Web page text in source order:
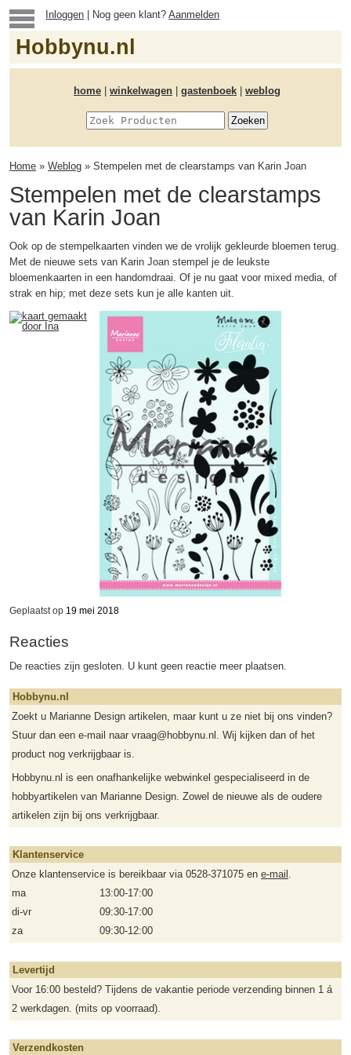
Inloggen | Nog geen klant?Aanmelden
Hobbynu.nl
home winkelwagen gastenboek weblog
Home » Weblog » Stempelen met de clearstamps van Karin Joan
Stempelen met de clearstamps
van Karin Joan
Ook op de stempelkaarten vinden we de vrolijk gekleurde bloemen terug.
Met de nieuwe sets van Karin Joan stempel je de leukste
bloemenkaarten in een handomdraai. Of je nu gaat voor mixed media, of
strak en hip; met deze sets kun je alle kanten uit.
Geplaatst op 19 mei 2018
Reacties
De reacties zijn gesloten. U kunt geen reactie meer plaatsen.
Hobbynu.nl
Zoekt u Marianne Design artikelen, maar kunt u ze niet bij ons vinden?
Stuur dan een e-mail naar vraag@hobbynu.nl. Wij kijken dan of het
product nog verkrijgbaar is.
Hobbynu.nl is een onafhankelijke webwinkel gespecialiseerd in de
hobbyartikelen van Marianne Design. Zowel de nieuwe als de oudere
artikelen zijn bij ons verkrijgbaar.
Klantenservice
Onze klantenservice is bereikbaar via 0528-371075 en e-mail .
ma
13:00-17:00
di-vr
09:30-17:00
za
09:30-12:00
Levertijd
Voor 16:00 besteld? Tijdens de vakantie periode verzending binnen 1 á
2 werkdagen. (mits op voorraad).
Verzendkosten